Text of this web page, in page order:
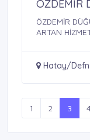
ÖZDEMİR
ÖZDEMİR DÜĞÜN
ARTAN
Hatay/
1 2 3